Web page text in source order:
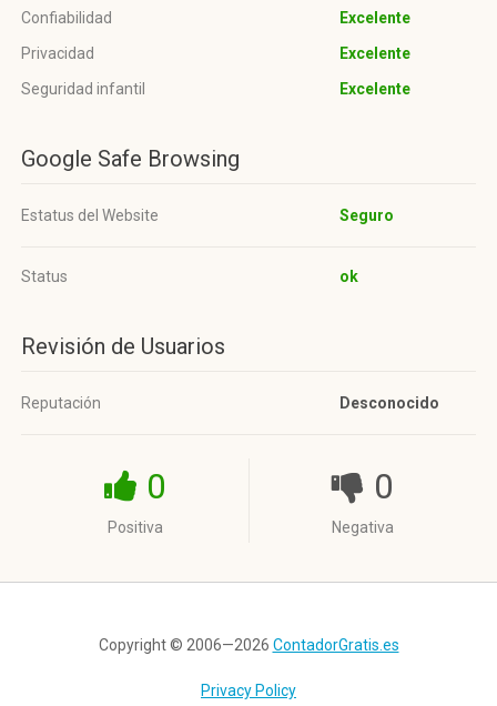
Confiabilidad
Excelente
Privacidad
Excelente
Seguridad infantil
Excelente
Google Safe Browsing
Estatus del Website Seguro
Status ok
Revisión de Usuarios
Reputación Desconocido
0
Positiva
0
Negativa
Copyright © 2006—2026 ContadorGratis.es
Privacy Policy